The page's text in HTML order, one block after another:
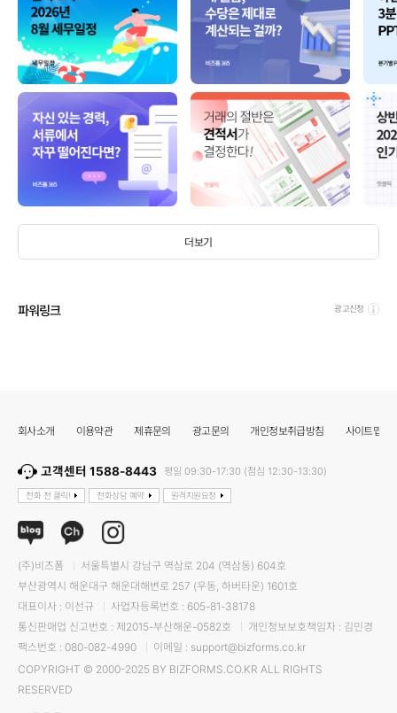
더보기
파워링크 광고신청
회사소개 이용약관 제휴문의 광고문의 개인정보취급방침 사이트맵
고객센터 1588-8443 평일 09:30-17:30 (점심 12:30-13:30)
전화 전 클릭! 전화상담 예약 원격지원요청
(주)비즈폼
서울특별시 강남구 역삼로 204 (역삼동) 604호
부산광역시 해운대구 해운대해변로 257 (우동, 하버타운) 1601호
대표이사 : 이선규
사업자등록번호 : 605-81-38178
통신판매업 신고번호 : 제2015-부산해운-0582호
개인정보보호책임자 : 김민경
팩스번호 : 080-082-4990
이메일 : support@bizforms.co.kr
COPYRIGHT © 2000-2025 BY BIZFORMS.CO.KR ALL RIGHTS
RESERVED